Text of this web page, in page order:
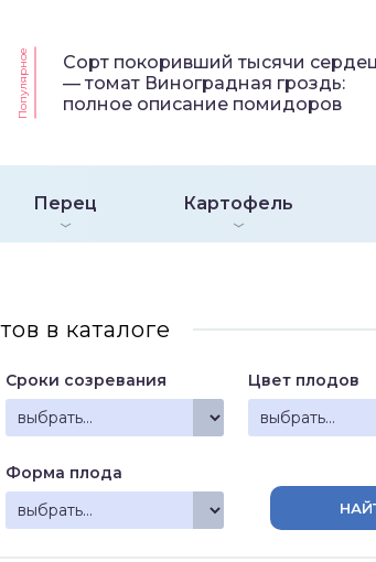
Популярное
Сорт покоривший тысячи
— томат Виноградная гроздь:
полное описание помидоров
Перец Картофель
в каталоге
Сроки созревания Цвет плодов
Форма плода